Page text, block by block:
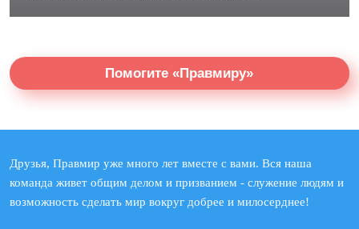
Помогите «Правмиру»
Друзья, Правмир уже много лет вместе с вами. Вся наша
команда живет общим делом и призванием - служение людям и
возможность сделать мир вокруг добрее и милосерднее!